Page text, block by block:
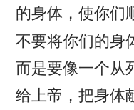
的身体，使你们
不要将你们的身
而是要像一个从
给上帝，把身体